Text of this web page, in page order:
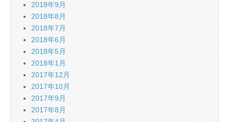
2018年9月
2018年8月
2018年7月
2018年6月
2018年5月
2018年1月
2017年12月
2017年10月
2017年9月
2017年8月